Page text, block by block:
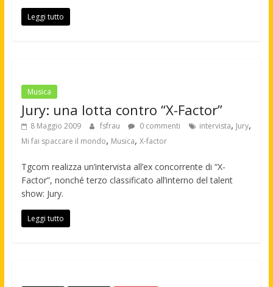
Leggi tutto
Musica
Jury: una lotta contro “X-Factor”
8 Maggio 2009 fsfrau 0 commenti intervista, Jury,
Mi fai spaccare il mondo, Musica, X-factor
Tgcom realizza un’intervista all’ex concorrente di “X-
Factor”, nonché terzo classificato all’interno del talent
show: Jury.
Leggi tutto